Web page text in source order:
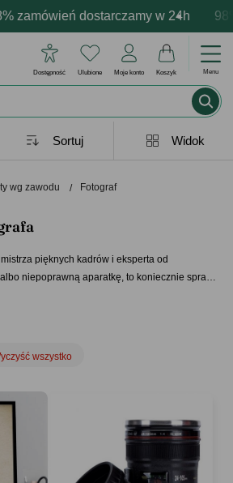
dostarczamy w 24h 98%
Profesjonalna i darmowa
prezenty Prezentujemy
Dostępność Ulubione Moje konto Koszyk Menu
wg zawodu Fotograf
pięknych kadrów i eksperta od
niepoprawną aparatkę, to koniecznie spraw
Nasze pomysły na prezent dla
które zachęcą obdarowanego do dalszego
ujęciami. Wybierz swój idealny
Widok
Sortuj
wszystko